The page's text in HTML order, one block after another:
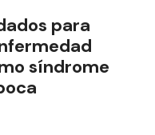
para
síndrome